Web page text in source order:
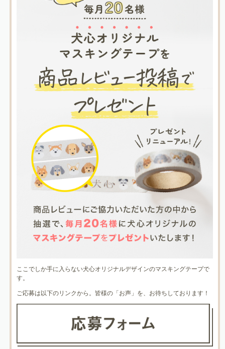
ここでしか手に入らない犬心オリジナルデザインのマスキングテープで
す。
ご応募は以下のリンクから。皆様の「お声」を、お待ちしております！